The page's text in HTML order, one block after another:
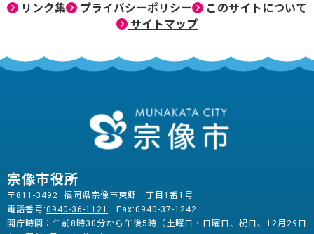
リンク集 プライバシーポリシー
このサイトについて
サイトマップ
宗像市役所
〒811-3492 福岡県宗像市東郷一丁目1番1号
電話番号:0940-36-1121
Fax:0940-37-1242
開庁時間：午前8時30分から午後5時（土曜日・日曜日、祝日、12月29日